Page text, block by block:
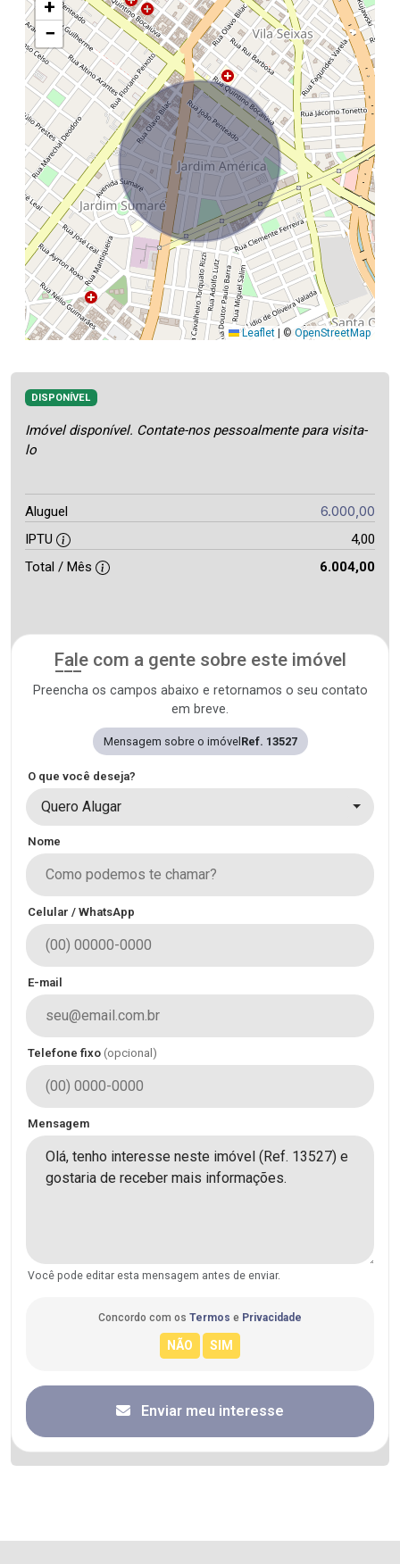
+
−
Leaflet | © OpenStreetMap
DISPONÍVEL
Imóvel disponível. Contate-nos pessoalmente para visita-
lo
Aluguel 6.000,00
IPTU
4,00
Total / Mês
6.004,00
Fale com a gente sobre este imóvel
Preencha os campos abaixo e retornamos o seu contato
em breve.
Mensagem sobre o imóvelRef. 13527
O que você deseja?
Quero Alugar
Nome
Celular / WhatsApp
E-mail
Telefone fixo (opcional)
Mensagem
Você pode editar esta mensagem antes de enviar.
Concordo com os Termos e Privacidade
Enviar meu interesse